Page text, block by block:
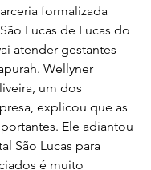
formalizada
Lucas de Lucas do
atender gestantes
Wellyner
um dos
explicou que as
Ele adiantou
São Lucas para
é muito